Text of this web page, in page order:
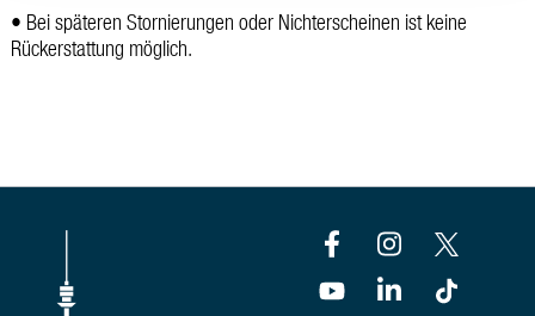
• Bei späteren Stornierungen oder Nichterscheinen ist keine
Rückerstattung möglich.